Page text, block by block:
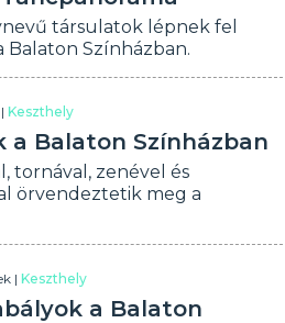
társulatok lépnek fel
Színházban.
|Keszthely
a Balaton Színházban
tornával, zenével és
örvendeztetik meg a
|Keszthely
a Balaton